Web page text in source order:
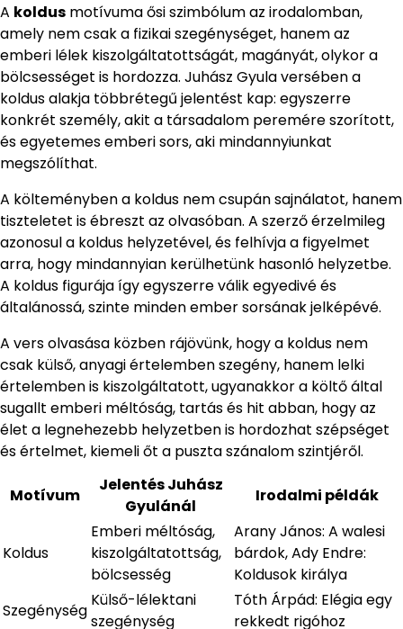
A koldus motívuma ősi szimbólum az irodalomban,
amely nem csak a fizikai szegénységet, hanem az
emberi lélek kiszolgáltatottságát, magányát, olykor a
bölcsességet is hordozza. Juhász Gyula versében a
koldus alakja többrétegű jelentést kap: egyszerre
konkrét személy, akit a társadalom peremére szorított,
és egyetemes emberi sors, aki mindannyiunkat
megszólíthat.
A költeményben a koldus nem csupán sajnálatot, hanem
tiszteletet is ébreszt az olvasóban. A szerző érzelmileg
azonosul a koldus helyzetével, és felhívja a figyelmet
arra, hogy mindannyian kerülhetünk hasonló helyzetbe.
A koldus figurája így egyszerre válik egyedivé és
általánossá, szinte minden ember sorsának jelképévé.
A vers olvasása közben rájövünk, hogy a koldus nem
csak külső, anyagi értelemben szegény, hanem lelki
értelemben is kiszolgáltatott, ugyanakkor a költő által
sugallt emberi méltóság, tartás és hit abban, hogy az
élet a legnehezebb helyzetben is hordozhat szépséget
és értelmet, kiemeli őt a puszta szánalom szintjéről.
Motívum
Jelentés Juhász
Gyulánál
Irodalmi példák
Koldus
Emberi méltóság,
kiszolgáltatottság,
bölcsesség
Arany János: A walesi
bárdok, Ady Endre:
Koldusok királya
Szegénység
Külső-lélektani
szegénység
Tóth Árpád: Elégia egy
rekkedt rigóhoz